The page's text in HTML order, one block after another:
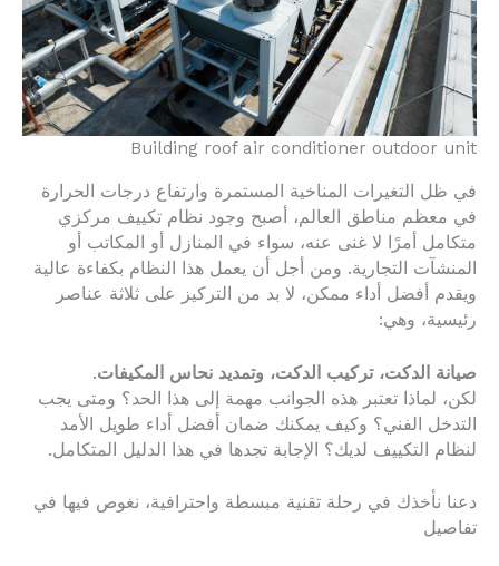
Building roof air conditioner outdoor unit
في ظل التغيرات المناخية المستمرة وارتفاع درجات الحرارة
في معظم مناطق العالم، أصبح وجود نظام تكييف مركزي
متكامل أمرًا لا غنى عنه، سواء في المنازل أو المكاتب أو
المنشآت التجارية. ومن أجل أن يعمل هذا النظام بكفاءة عالية
ويقدم أفضل أداء ممكن، لا بد من التركيز على ثلاثة عناصر
رئيسية، وهي:
صيانة الدكت، تركيب الدكت، وتمديد نحاس المكيفات.
لكن، لماذا تعتبر هذه الجوانب مهمة إلى هذا الحد؟ ومتى يجب
التدخل الفني؟ وكيف يمكنك ضمان أفضل أداء طويل الأمد
لنظام التكييف لديك؟ الإجابة تجدها في هذا الدليل المتكامل.
دعنا نأخذك في رحلة تقنية مبسطة واحترافية، نغوص فيها في
تفاصيل